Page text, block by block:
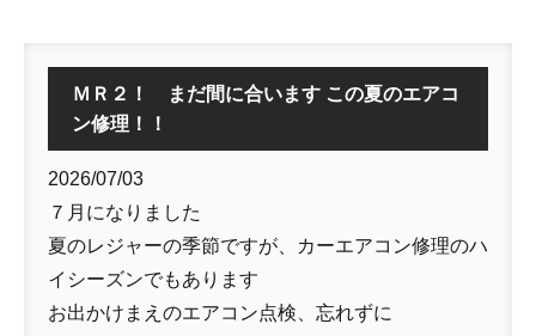
ＭＲ２！ まだ間に合います この夏のエアコ
ン修理！！
2026/07/03
７月になりました
夏のレジャーの季節ですが、カーエアコン修理のハ
イシーズンでもあります
お出かけまえのエアコン点検、忘れずに